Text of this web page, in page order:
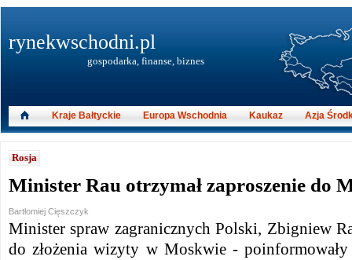
Rosja
Minister Rau otrzymał zaproszenie do
Bartłomiej Cięszczyk
Minister spraw zagranicznych Polski, Zbigniew
do złożenia wizyty w Moskwie - poinformowały
rynekwschodni.pl
gospodarka, finanse, biznes
Kraje Bałtyckie Europa Wschodnia Kaukaz Azja